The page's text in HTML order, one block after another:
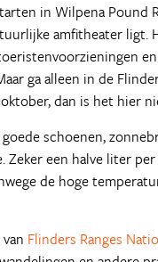
in Wilpena Pound
amfitheater ligt.
ga alleen in de
dan is het hier
schoenen,
Zeker een halve liter
de hoge
Flinders Ranges